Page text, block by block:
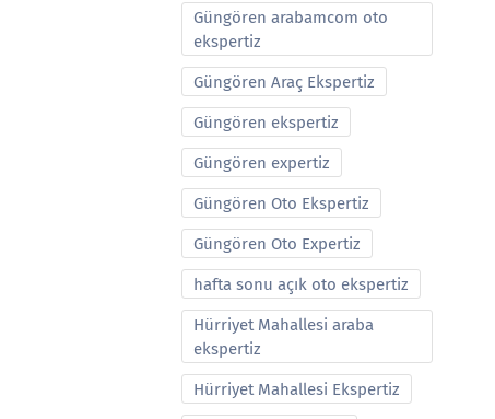
Güngören arabamcom oto
ekspertiz
Güngören Araç Ekspertiz
Güngören ekspertiz
Güngören expertiz
Güngören Oto Ekspertiz
Güngören Oto Expertiz
hafta sonu açık oto ekspertiz
Hürriyet Mahallesi araba
ekspertiz
Hürriyet Mahallesi Ekspertiz